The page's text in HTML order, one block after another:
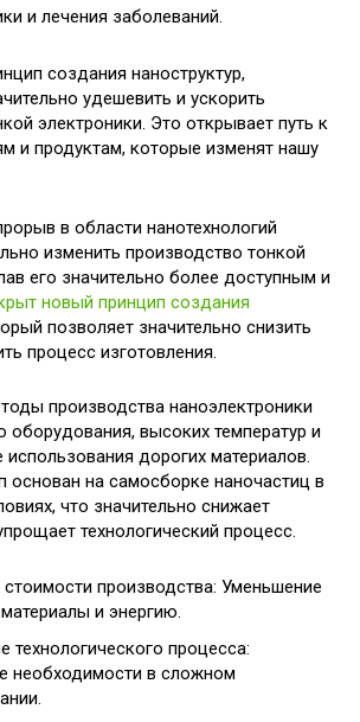
и лечения заболеваний.
создания наноструктур,
удешевить и ускорить
электроники. Это открывает путь к
и продуктам, которые изменят нашу
в области нанотехнологий
изменить производство тонкой
его значительно более доступным и
новый принцип создания
позволяет значительно снизить
процесс изготовления.
производства наноэлектроники
оборудования, высоких температур и
дорогих материалов.
на самосборке наночастиц в
что значительно снижает
технологический процесс.
производства: Уменьшение
и энергию.
технологического процесса:
необходимости в сложном